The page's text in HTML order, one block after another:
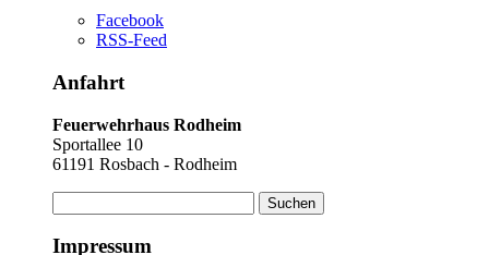
Facebook
RSS-Feed
Anfahrt
Feuerwehrhaus Rodheim
Sportallee 10
61191 Rosbach - Rodheim
nach:
Impressum